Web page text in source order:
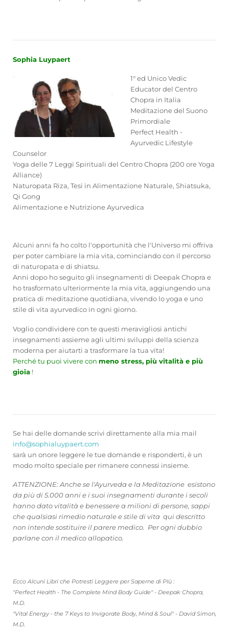
Sophia Luypaert
1° ed Unico Vedic
Educator del Centro
Chopra in Italia
Meditazione del Suono
Primordiale
Perfect Health -
Ayurvedic Lifestyle
Counselor
Yoga delle 7 Leggi Spirituali del Centro Chopra (200 ore Yoga
Alliance)
Naturopata Riza, Tesi in Alimentazione Naturale, Shiatsuka,
Qi Gong
Alimentazione e Nutrizione Ayurvedica
Alcuni anni fa ho colto l'opportunità che l'Universo mi offriva
per poter cambiare la mia vita, cominciando con il percorso
di naturopata e di shiatsu.
Anni dopo ho seguito gli insegnamenti di Deepak Chopra e
ho trasformato ulteriormente la mia vita, aggiungendo una
pratica di meditazione quotidiana, vivendo lo yoga e uno
stile di vita ayurvedico in ogni giorno.
Voglio condividere con te questi meravigliosi antichi
insegnamenti assieme agli ultimi sviluppi della scienza
moderna per aiutarti a trasformare la tua vita!
Perché tu puoi vivere con meno stress, più vitalità e più
gioia !
Se hai delle domande scrivi direttamente alla mia mail
info@sophialuypaert.com
sarà un onore leggere le tue domande e risponderti, è un
modo molto speciale per rimanere connessi insieme.
ATTENZIONE: Anche se l'Ayurveda e la Meditazione esistono
da più di 5.000 anni e i suoi insegnamenti durante i secoli
hanno dato vitalità e benessere a milioni di persone, sappi
che qualsiasi rimedio naturale e stile di vita qui descritto
non intende sostituire il parere medico. Per ogni dubbio
parlane con il medico allopatico.
Ecco Alcuni Libri che Potresti Leggere per Saperne di PIù :
"Perfect Health - The Complete Mind Body Guide" - Deepak Chopra,
M.D.
"Vital Energy - the 7 Keys to Invigorate Body, Mind & Soul" - David Simon,
M.D.